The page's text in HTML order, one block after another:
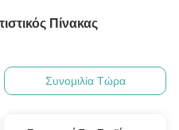
Πίνακας
Συνομιλία Τώρα